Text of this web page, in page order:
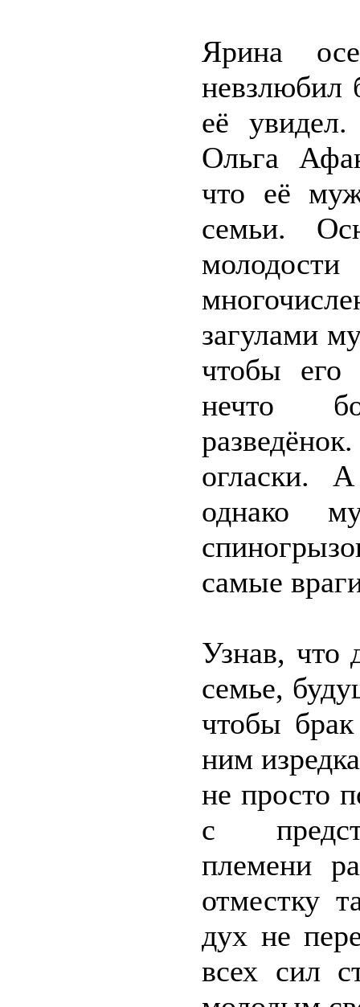
Ярина
невзлюбил
её
Ольга
что её
семьи.
загулами
чтобы его
нечто
огласки.
однако
самые
Узнав, что
семье,
чтобы
ним
не просто
с
племени
отместку
дух не
всех сил